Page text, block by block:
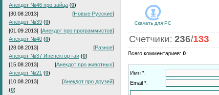
Анекдот №46 про зайца (0)
[30.08.2013]
[Новые Русские]
Анекдот №39 (0)
[01.09.2013] [Анекдот про программистов]
Анекдот №40 (0)
[28.08.2013]
[Разное]
Анекдот №37 Инспектор гаи (0)
[15.08.2013]
[Анекдот про животных]
Анекдот №21 (0)
[10.08.2013]
[Анекдот про друзей]
(0)
Скачать для PC
Счетчики: 236/133
Всего комментариев: 0
Имя *:
Email *: